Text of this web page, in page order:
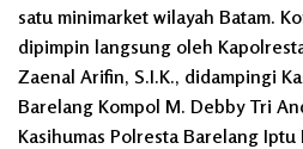
satu minimarket wilayah Batam.
dipimpin langsung oleh
Zaenal Arifin, S.I.K., didampingi
Barelang Kompol M. Debby Tri
Kasihumas Polresta Barelang Iptu